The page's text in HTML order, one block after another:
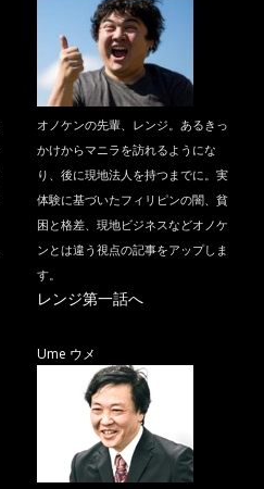
オノケンの先輩、レンジ。あるきっ
かけからマニラを訪れるようにな
り、後に現地法人を持つまでに。実
体験に基づいたフィリピンの闇、貧
困と格差、現地ビジネスなどオノケ
ンとは違う視点の記事をアップしま
す。
レンジ第一話へ
Ume ウメ